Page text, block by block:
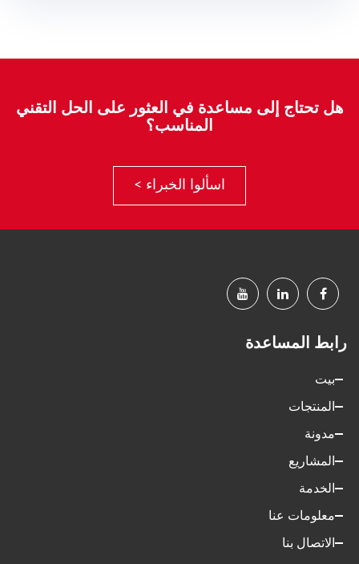
هل تحتاج إلى مساعدة في العثور على الحل التقني
المناسب؟
اسألوا الخبراء >
رابط المساعدة
بيت
المنتجات
مدونة
المشاريع
الخدمة
معلومات عنا
الاتصال بنا